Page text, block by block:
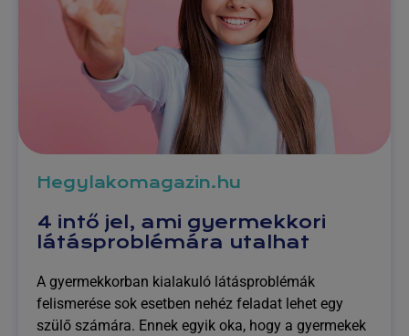
Hegylakomagazin.hu
4 intő jel, ami gyermekkori
látásproblémára utalhat
A gyermekkorban kialakuló látásproblémák
felismerése sok esetben nehéz feladat lehet egy
szülő számára. Ennek egyik oka, hogy a gyermekek